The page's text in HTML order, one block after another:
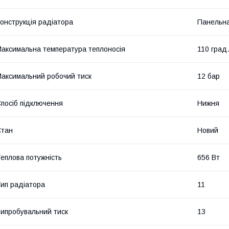
радіатора
температура теплоносія 110 град.
робочий тиск 12 бар
підключення Нижня
Новий
потужність 656 Вт
радіатора 11
тиск 13